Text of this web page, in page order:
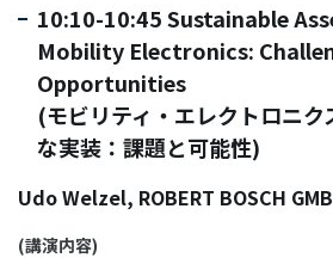
10:10-10:45 Sustainable
Mobility Electronics:
Opportunities
(モビリティ・エレクトロニ
な実装：課題と可能性)
Udo Welzel, ROBERT BOSCH
(講演内容)